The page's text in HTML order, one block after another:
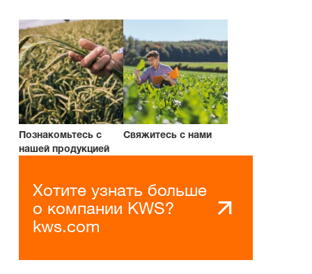
Познакомьтесь с
нашей продукцией
Свяжитесь с нами
Хотите узнать больше
о компании KWS?
kws.com